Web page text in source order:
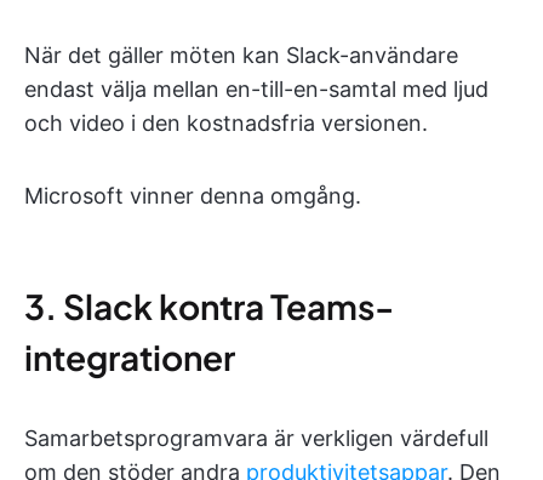
När det gäller möten kan Slack-användare
endast välja mellan en-till-en-samtal med ljud
och video i den kostnadsfria versionen.
Microsoft vinner denna omgång.
3. Slack kontra Teams-
integrationer
Samarbetsprogramvara är verkligen värdefull
om den stöder andra produktivitetsappar. Den